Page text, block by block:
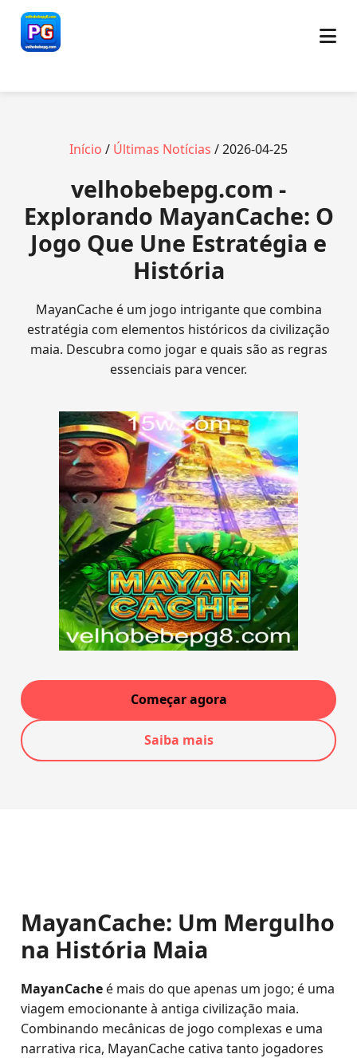
Início / Últimas Notícias / 2026-04-25
velhobebepg.com -
Explorando MayanCache: O
Jogo Que Une Estratégia e
História
MayanCache é um jogo intrigante que combina
estratégia com elementos históricos da civilização
maia. Descubra como jogar e quais são as regras
essenciais para vencer.
Começar agora
Saiba mais
MayanCache: Um Mergulho
na História Maia
MayanCache é mais do que apenas um jogo; é uma
viagem emocionante à antiga civilização maia.
Combinando mecânicas de jogo complexas e uma
narrativa rica, MayanCache cativa tanto jogadores